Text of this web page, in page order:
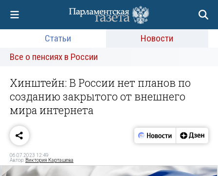
Статьи
Новости
Все о пенсиях в России
Хинштейн: В России нет планов по
созданию закрытого от внешнего
мира интернета
06.07.2023 12:49
Автор: Виктория Карташева